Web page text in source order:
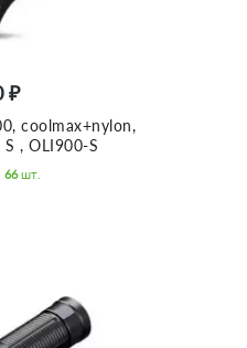
₽
coolmax+nylon,
, OLI900-S
66 Шт.